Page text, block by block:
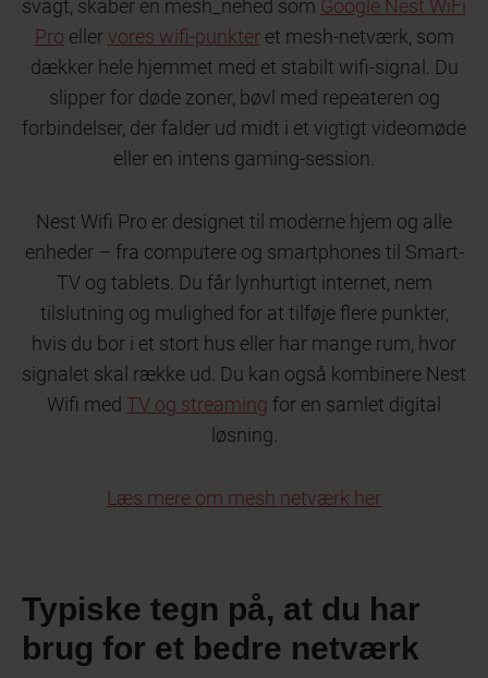
svagt, skaber en mesh_nehed som Google Nest WiFi
Pro eller vores wifi-punkteret mesh-netværk, som
dækker hele hjemmet med et stabilt wifi-signal. Du
slipper for døde zoner, bøvl med repeateren og
forbindelser, der falder ud midt i et vigtigt videomøde
eller en intens gaming-session.
Nest Wifi Pro er designet til moderne hjem og alle
enheder – fra computere og smartphones til Smart-
TV og tablets. Du får lynhurtigt internet, nem
tilslutning og mulighed for at tilføje flere punkter,
hvis du bor i et stort hus eller har mange rum, hvor
signalet skal række ud. Du kan også kombinere Nest
Wifi med TV og streaming for en samlet digital
løsning.
Læs mere om mesh netværk her
Typiske tegn på, at du har
brug for et bedre netværk